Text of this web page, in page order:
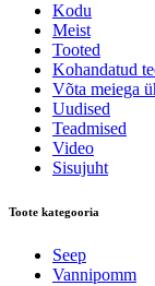
Kodu
Meist
Tooted
Kohandatud
Võta meiega
Uudised
Teadmised
Video
Sisujuht
Toote kategooria
Seep
Vannipomm